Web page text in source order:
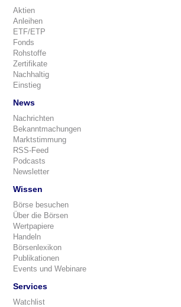
Aktien
Anleihen
ETF/ETP
Fonds
Rohstoffe
Zertifikate
Nachhaltig
Einstieg
News
Nachrichten
Bekanntmachungen
Marktstimmung
RSS-Feed
Podcasts
Newsletter
Wissen
Börse besuchen
Über die Börsen
Wertpapiere
Handeln
Börsenlexikon
Publikationen
Events und Webinare
Services
Watchlist